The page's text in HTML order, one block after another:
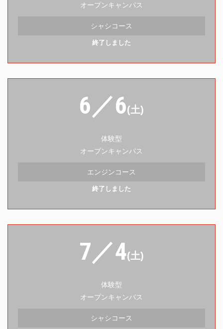
オープンキャンパス
シャシコース
終了しました
6／6(土)
体験型
オープンキャンパス
エンジンコース
終了しました
7／4(土)
体験型
オープンキャンパス
シャシコース